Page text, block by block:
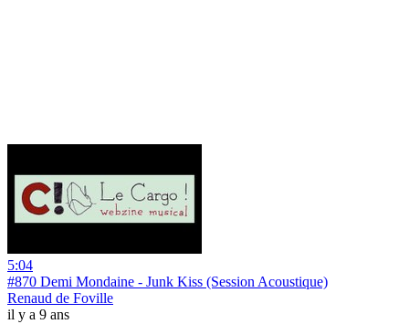
5:04
#870 Demi Mondaine - Junk Kiss (Session Acoustique)
Renaud de Foville
il y a 9 ans